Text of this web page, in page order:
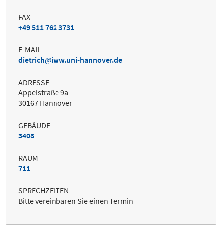
FAX
+49 511 762 3731
E-MAIL
dietrich
iww.uni-hannover.de
ADRESSE
Appelstraße 9a
30167 Hannover
GEBÄUDE
3408
RAUM
711
SPRECHZEITEN
Bitte vereinbaren Sie einen Termin